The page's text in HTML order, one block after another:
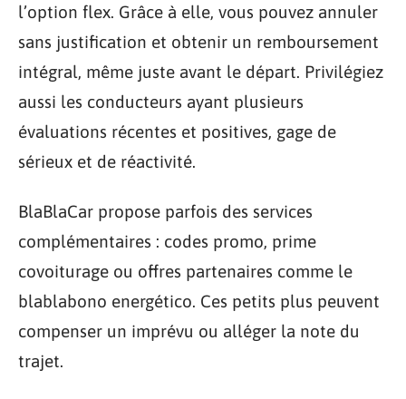
l’option flex. Grâce à elle, vous pouvez annuler
sans justification et obtenir un remboursement
intégral, même juste avant le départ. Privilégiez
aussi les conducteurs ayant plusieurs
évaluations récentes et positives, gage de
sérieux et de réactivité.
BlaBlaCar propose parfois des services
complémentaires : codes promo, prime
covoiturage ou offres partenaires comme le
blablabono energético. Ces petits plus peuvent
compenser un imprévu ou alléger la note du
trajet.